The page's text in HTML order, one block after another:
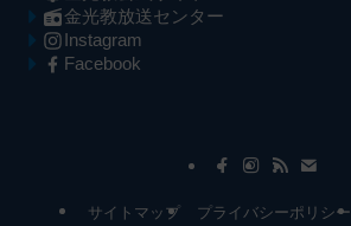
金光教放送センター
Instagram
Facebook
サイトマップ プライバシーポリシー